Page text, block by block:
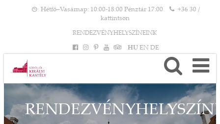
Hétfő–Vasárnap: 10:00-18:00 Pénztár 17:00
+36 30 /
kattintson
RENDEZVÉNYHELYSZÍNEINK
HU EN DE